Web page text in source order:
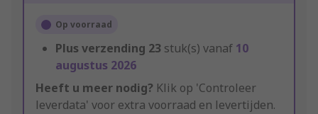
Op voorraad
Plus verzending 23 stuk(s) vanaf 10
augustus 2026
Heeft u meer nodig? Klik op 'Controleer
leverdata' voor extra voorraad en levertijden.